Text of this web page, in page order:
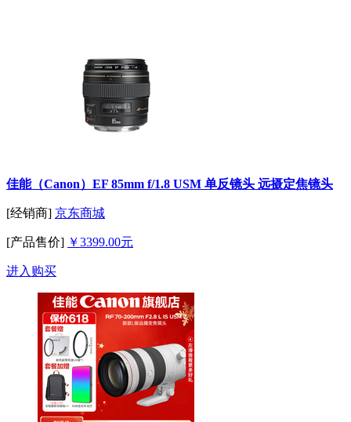
佳能（Canon）EF 85mm f/1.8 USM 单反镜头 远摄定焦镜头
[经销商] 京东商城
[产品售价] ￥3399.00元
进入购买